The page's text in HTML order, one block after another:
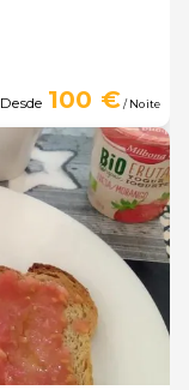
Desde 100 €/ Noite